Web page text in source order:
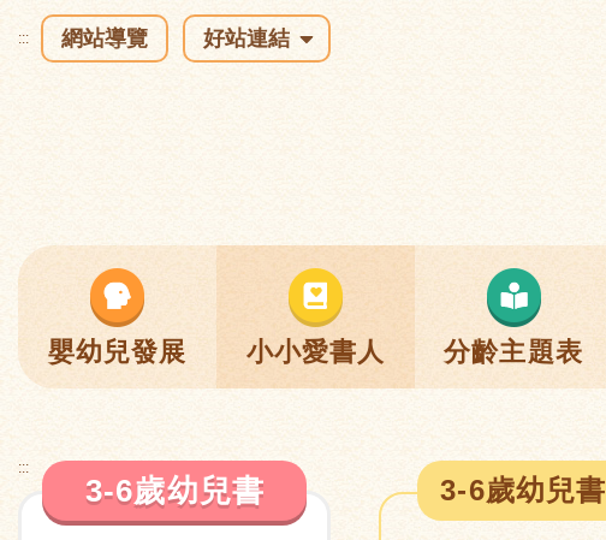
::: 網站導覽 好站連結
嬰幼兒發展 小小愛書人 分齡主題表
:::
3-6歲幼兒書 3-6歲幼兒書